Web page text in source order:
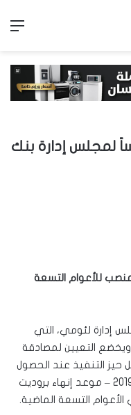
لمجلس إدارة بنك
للأعوام التسعة
إدارة لئومي، التي
ويخضع التعيين لمصادقة
حيز التنفيذ عند الحصول
على المصادقة، لكن ليس قبل 21 تموز 2019 – موعد إنهاء بروديت
التسعة الماضية.